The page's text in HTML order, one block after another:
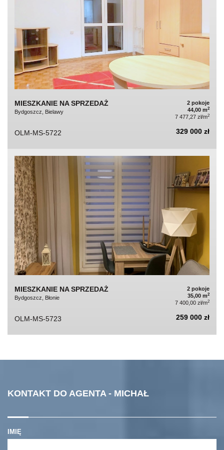
MIESZKANIE NA SPRZEDAŻ
Bydgoszcz, Bielawy
2 pokoje
44,00 m2
7 477,27 zł/m2
OLM-MS-5722 329 000 zł
MIESZKANIE NA SPRZEDAŻ
Bydgoszcz, Błonie
2 pokoje
35,00 m2
7 400,00 zł/m2
OLM-MS-5723 259 000 zł
KONTAKT DO AGENTA - MICHAŁ
IMIĘ